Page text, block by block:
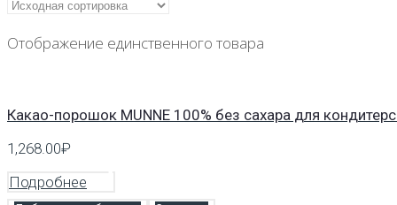
Отображение единственного товара
Какао-порошок MUNNE 100% без сахара для
1,268.00₽
Подробнее